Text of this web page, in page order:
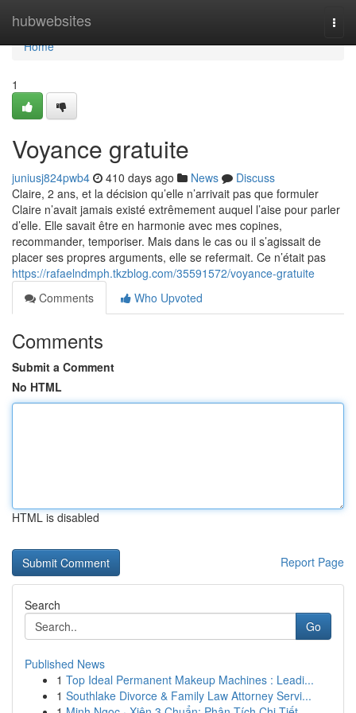
hubwebsites
Home
Home
1
Voyance gratuite
juniusj824pwb4 410 days ago News
Discuss
Claire, 2 ans, et la décision qu’elle n’arrivait pas que formuler
Claire n’avait jamais existé extrêmement auquel l’aise pour parler
d’elle. Elle savait être en harmonie avec mes copines,
recommander, temporiser. Mais dans le cas ou il s’agissait de
placer ses propres arguments, elle se refermait. Ce n’était pas
https://rafaelndmph.tkzblog.com/35591572/voyance-gratuite
Comments
Who Upvoted
Comments
Submit a Comment
No HTML
HTML is disabled
Report Page
Search
Go
Published News
1 Top Ideal Permanent Makeup Machines : Leadi...
1 Southlake Divorce & Family Law Attorney Servi...